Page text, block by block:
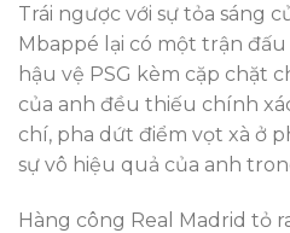
Trái ngược với sự tỏa sáng
Mbappé lại có một trận
hậu vệ PSG kèm cặp chặt
của anh đều thiếu chính
chí, pha dứt điểm vọt xà ở
sự vô hiệu quả của anh
Hàng công Real Madrid tỏ